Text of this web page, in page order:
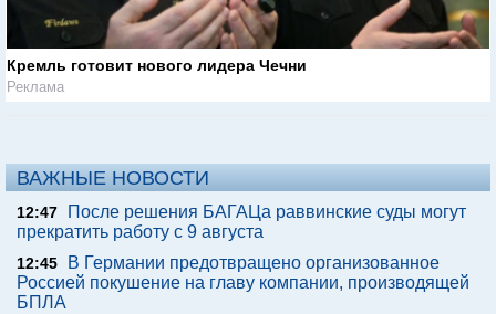
Кремль готовит нового лидера Чечни
Реклама
ВАЖНЫЕ НОВОСТИ
12:47
После решения БАГАЦа раввинские суды могут
прекратить работу с 9 августа
12:45
В Германии предотвращено организованное
Россией покушение на главу компании, производящей
БПЛА